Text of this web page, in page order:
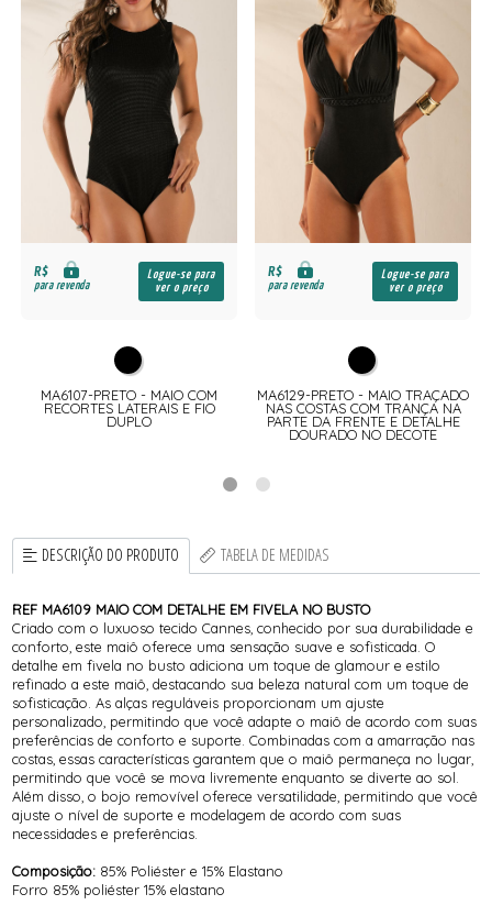
R$
para revenda
Logue-se para
ver o preço
MA6107-PRETO - MAIO COM
RECORTES LATERAIS E FIO
DUPLO
R$
para revenda
Logue-se para
ver o preço
MA6129-PRETO - MAIO TRAÇADO
NAS COSTAS COM TRANÇA NA
PARTE DA FRENTE E DETALHE
DOURADO NO DECOTE
DESCRIÇÃO DO PRODUTO TABELA DE MEDIDAS
REF MA6109 MAIO COM DETALHE EM FIVELA NO BUSTO
Criado com o luxuoso tecido Cannes, conhecido por sua durabilidade e
conforto, este maiô oferece uma sensação suave e sofisticada. O
detalhe em fivela no busto adiciona um toque de glamour e estilo
refinado a este maiô, destacando sua beleza natural com um toque de
sofisticação. As alças reguláveis proporcionam um ajuste
personalizado, permitindo que você adapte o maiô de acordo com suas
preferências de conforto e suporte. Combinadas com a amarração nas
costas, essas características garantem que o maiô permaneça no lugar,
permitindo que você se mova livremente enquanto se diverte ao sol.
Além disso, o bojo removível oferece versatilidade, permitindo que você
ajuste o nível de suporte e modelagem de acordo com suas
necessidades e preferências.
Composição: 85% Poliéster e 15% Elastano
Forro 85% poliéster 15% elastano